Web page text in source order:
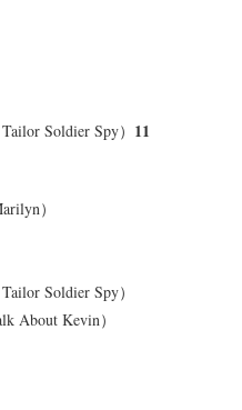
Soldier Spy） 11
）
Soldier Spy）
About Kevin）